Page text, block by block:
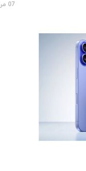
07 مرداد 1405